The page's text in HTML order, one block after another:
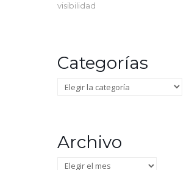
visibilidad
Categorías
Categorías
Archivo
Archivo